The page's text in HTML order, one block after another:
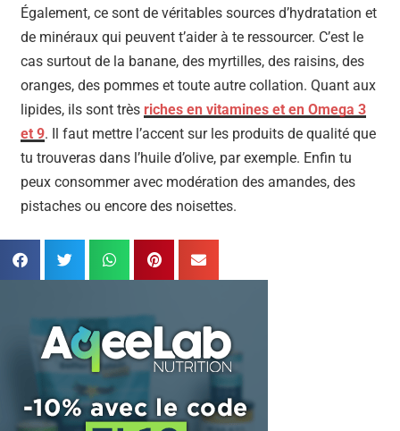
Également, ce sont de véritables sources d’hydratation et
de minéraux qui peuvent t’aider à te ressourcer. C’est le
cas surtout de la banane, des myrtilles, des raisins, des
oranges, des pommes et toute autre collation. Quant aux
lipides, ils sont très riches en vitamines et en Omega 3
et 9. Il faut mettre l’accent sur les produits de qualité que
tu trouveras dans l’huile d’olive, par exemple. Enfin tu
peux consommer avec modération des amandes, des
pistaches ou encore des noisettes.